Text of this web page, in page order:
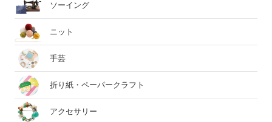
ソーイング
ニット
手芸
折り紙・ペーパークラフト
アクセサリー